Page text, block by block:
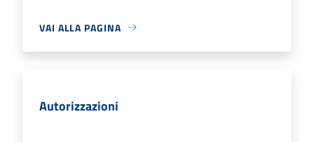
VAI ALLA PAGINA
Autorizzazioni